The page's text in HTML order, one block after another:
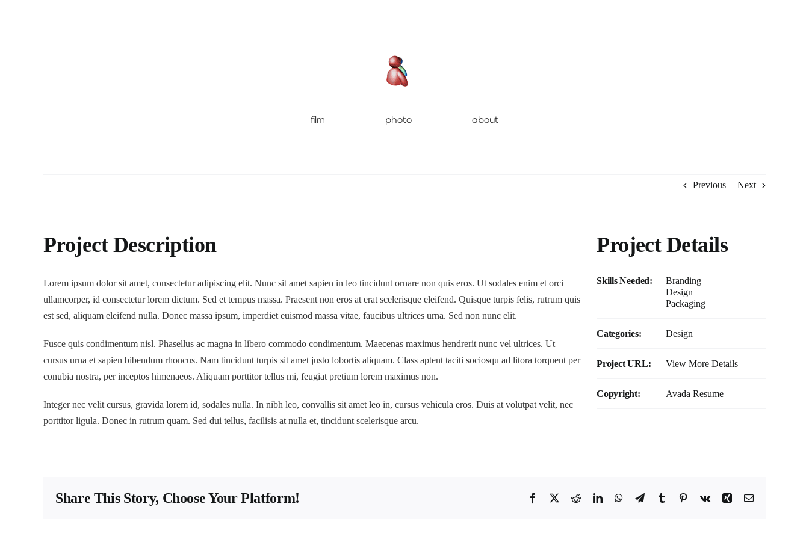
film photo about
Previous Next
Project Description
Lorem ipsum dolor sit amet, consectetur adipiscing elit. Nunc sit amet sapien in leo tincidunt ornare non quis eros. Ut sodales enim et orci
ullamcorper, id consectetur lorem dictum. Sed et tempus massa. Praesent non eros at erat scelerisque eleifend. Quisque turpis felis, rutrum quis
est sed, aliquam eleifend nulla. Donec massa ipsum, imperdiet euismod massa vitae, faucibus ultrices urna. Sed non nunc elit.
Fusce quis condimentum nisl. Phasellus ac magna in libero commodo condimentum. Maecenas maximus hendrerit nunc vel ultrices. Ut
cursus urna et sapien bibendum rhoncus. Nam tincidunt turpis sit amet justo lobortis aliquam. Class aptent taciti sociosqu ad litora torquent per
conubia nostra, per inceptos himenaeos. Aliquam porttitor tellus mi, feugiat pretium lorem maximus non.
Integer nec velit cursus, gravida lorem id, sodales nulla. In nibh leo, convallis sit amet leo in, cursus vehicula eros. Duis at volutpat velit, nec
porttitor ligula. Donec in rutrum quam. Sed dui tellus, facilisis at nulla et, tincidunt scelerisque arcu.
Project Details
Skills Needed:
Branding
Design
Packaging
Categories: Design
Project URL: View More Details
Copyright: Avada Resume
Share This Story, Choose Your Platform! Facebook RedditLinkedInWhatsApp
TelegramTumblr Pinterest
Vk Xing Email